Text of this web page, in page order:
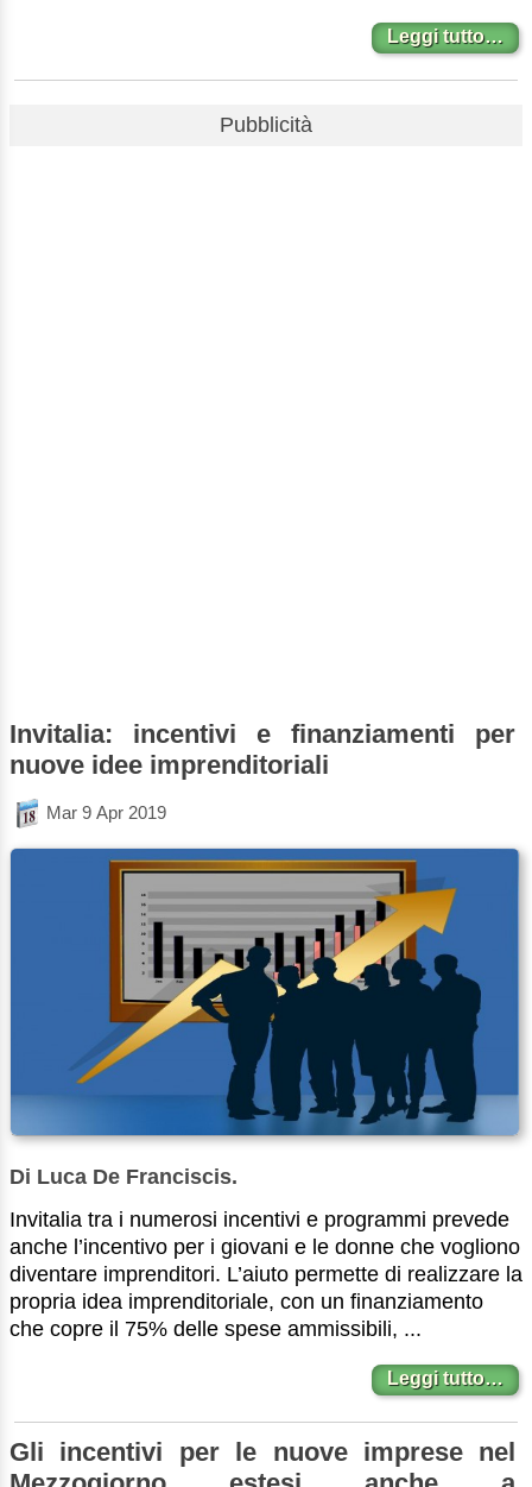
Leggi tutto…
Pubblicità
Invitalia: incentivi e finanziamenti per
nuove idee imprenditoriali
Mar 9 Apr 2019
Di Luca De Franciscis.
Invitalia tra i numerosi incentivi e programmi prevede
anche l’incentivo per i giovani e le donne che vogliono
diventare imprenditori. L’aiuto permette di realizzare la
propria idea imprenditoriale, con un finanziamento
che copre il 75% delle spese ammissibili, ...
Leggi tutto…
Gli incentivi per le nuove imprese nel